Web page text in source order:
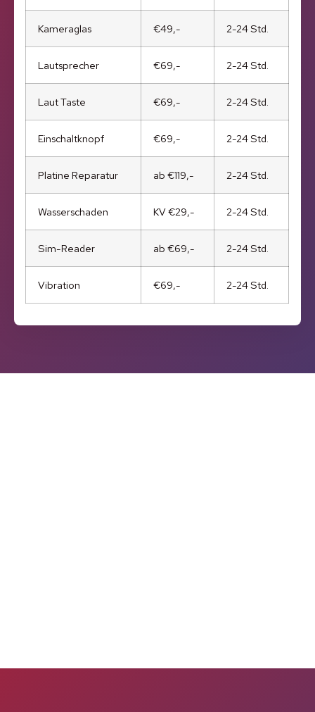
Kameraglas €49,- 2-24 Std.
Lautsprecher €69,- 2-24 Std.
Laut Taste €69,- 2-24 Std.
Einschaltknopf €69,- 2-24 Std.
Platine Reparatur ab €119,- 2-24 Std.
Wasserschaden KV €29,- 2-24 Std.
Sim-Reader ab €69,- 2-24 Std.
Vibration €69,- 2-24 Std.